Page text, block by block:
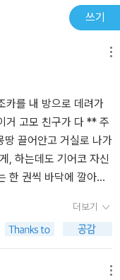
이에 맞서 [경제적] 좌파
을 과시하는 텀블러 스
했다.” (138쪽) 반페
-극우 커뮤니티 포챈(4
자리에 놓는 앤절라 네
름을 추구하며 정체성
폼 텀블러(tumblr) 이용
라인 우익의 감수성을
성을 대표하는 곳으로
을 할애해 온라인 좌익
단적인 악랄함과 공격
피셔가 〈뱀파이어 성
체성 정치를 비판했을
치적 올바름을 중심으
이러한 '분노의 정
등장시키는 혁혁한 공
에서의 정상적인 인간
백인우월주의 그리고
, 반페미니즘 운동 등을
지로의 조직화를 이루
알리고자 하는 목적으
출판되었습니다.우선
보입니다. 여기서 인싸
의미는 사회생활과
의 인식의 차이는 있
안우파들은 인터넷에서
쓰기
카를 내 방으로 데려가
거 고모 친구가 다 ** 주
땅 끌어안고 거실로 나가
, 하는데도 기어코 자신
한 권씩 바닥에 깔아두
장을 보고서는 반가워했
? 그런데 표지가 새로
이러는데...고모도 몰
를 읽었다. 차례차례 넘
더보기